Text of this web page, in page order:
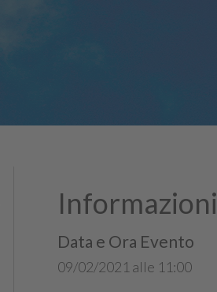
Informazioni
Data e Ora Evento
09/02/2021 alle 11:00